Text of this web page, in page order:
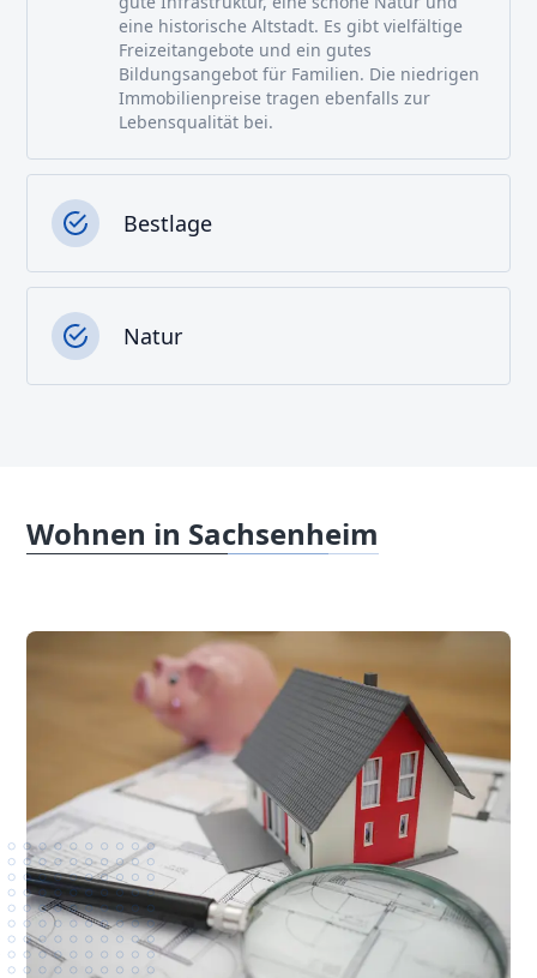
eine historische Altstadt. Es gibt vielfältige
Freizeitangebote und ein gutes
Bildungsangebot für Familien. Die niedrigen
Immobilienpreise tragen ebenfalls zur
Lebensqualität bei.
Bestlage
Natur
Wohnen in Sachsenheim